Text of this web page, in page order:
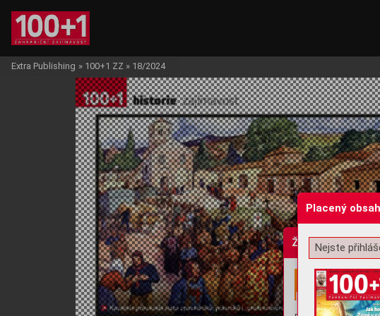
Žádost o
Extra Publishing » 100+1 ZZ » 18/2024
Placený obsah
Nejste